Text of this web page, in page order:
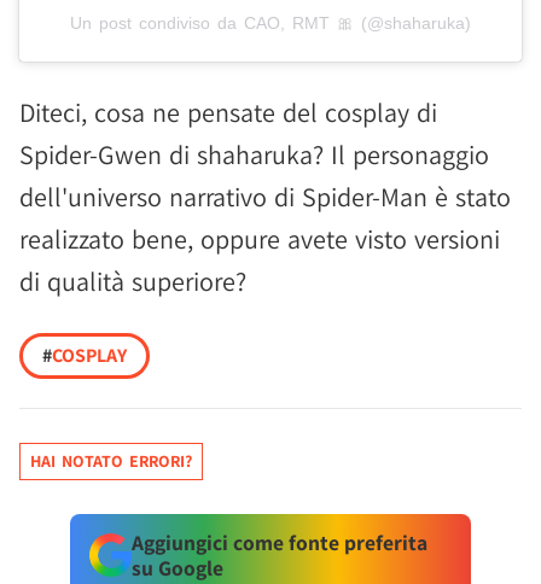
Un post condiviso da CAO, RMT 🎀 (@shaharuka)
Diteci, cosa ne pensate del cosplay di
Spider-Gwen di shaharuka? Il personaggio
dell'universo narrativo di Spider-Man è stato
realizzato bene, oppure avete visto versioni
di qualità superiore?
#COSPLAY
HAI NOTATO ERRORI?
Aggiungici come fonte preferita
su Google